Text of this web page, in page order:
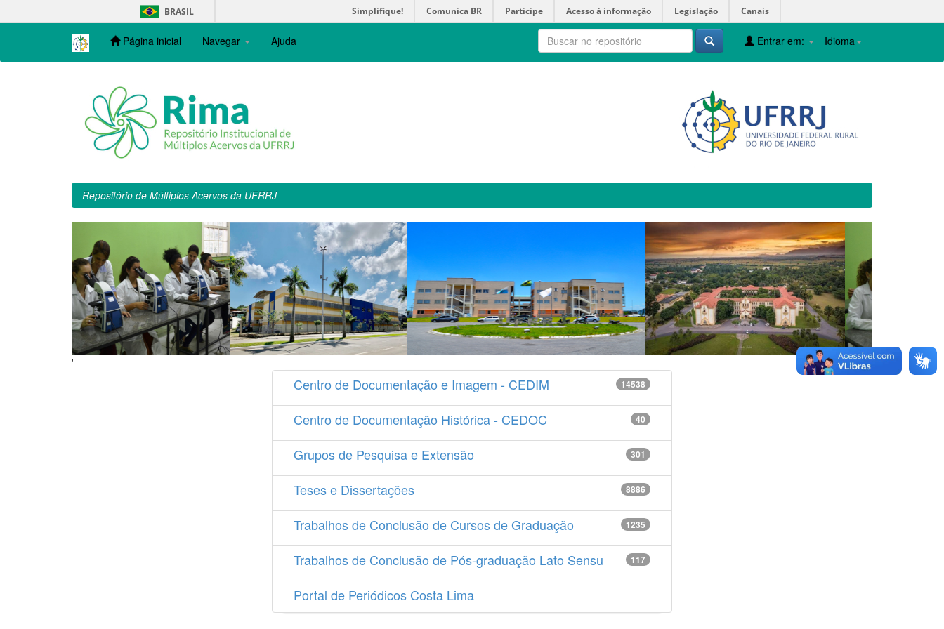
navigation
BRASIL Simplifique! Comunica BR Participe Acesso à informação Legislação Canais
Página inicial Navegar Ajuda Idioma
Entrar em:
Repositório de Múltiplos Acervos da UFRRJ
'
Centro de Documentação e Imagem - CEDIM 14538
Centro de Documentação Histórica - CEDOC 40
Grupos de Pesquisa e Extensão 301
Teses e Dissertações 8886
Trabalhos de Conclusão de Cursos de Graduação 1235
Trabalhos de Conclusão de Pós-graduação Lato Sensu 117
Portal de Periódicos Costa Lima